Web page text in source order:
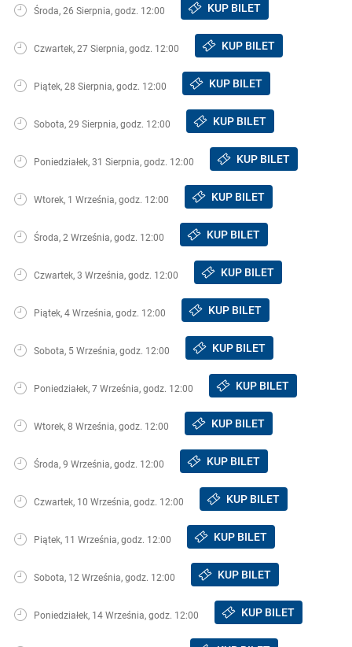
Środa, 26 Sierpnia, godz. 12:00 KUP BILET
Czwartek, 27 Sierpnia, godz. 12:00 KUP BILET
Piątek, 28 Sierpnia, godz. 12:00 KUP BILET
Sobota, 29 Sierpnia, godz. 12:00 KUP BILET
Poniedziałek, 31 Sierpnia, godz. 12:00 KUP BILET
Wtorek, 1 Września, godz. 12:00 KUP BILET
Środa, 2 Września, godz. 12:00 KUP BILET
Czwartek, 3 Września, godz. 12:00 KUP BILET
Piątek, 4 Września, godz. 12:00 KUP BILET
Sobota, 5 Września, godz. 12:00 KUP BILET
Poniedziałek, 7 Września, godz. 12:00 KUP BILET
Wtorek, 8 Września, godz. 12:00 KUP BILET
Środa, 9 Września, godz. 12:00 KUP BILET
Czwartek, 10 Września, godz. 12:00 KUP BILET
Piątek, 11 Września, godz. 12:00 KUP BILET
Sobota, 12 Września, godz. 12:00 KUP BILET
Poniedziałek, 14 Września, godz. 12:00 KUP BILET